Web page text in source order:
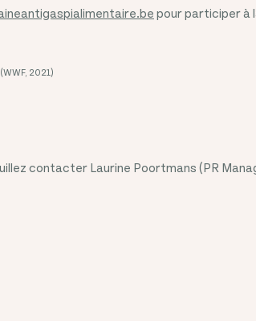
pour participer à
2021)
contacter Laurine Poortmans (PR